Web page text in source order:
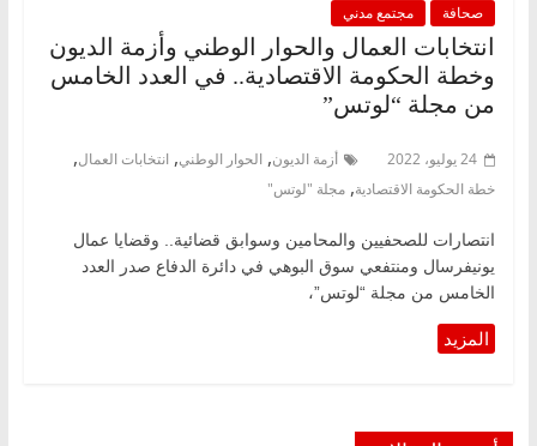
صحافة مجتمع مدني
انتخابات العمال والحوار الوطني وأزمة الديون
وخطة الحكومة الاقتصادية.. في العدد الخامس
من مجلة “لوتس”
24 يوليو، 2022 أزمة الديون, الحوار الوطني, انتخابات العمال,
خطة الحكومة الاقتصادية, مجلة "لوتس"
انتصارات للصحفيين والمحامين وسوابق قضائية.. وقضايا عمال
يونيفرسال ومنتفعي سوق البوهي في دائرة الدفاع صدر العدد
الخامس من مجلة “لوتس”،